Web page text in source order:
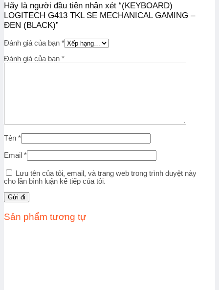
Hãy là người đầu tiên nhận xét “(KEYBOARD)
LOGITECH G413 TKL SE MECHANICAL GAMING –
ĐEN (BLACK)”
Đánh giá của bạn *
Đánh giá của bạn *
Tên *
Email *
Lưu tên của tôi, email, và trang web trong trình duyệt này
cho lần bình luận kế tiếp của tôi.
Sản phẩm tương tự